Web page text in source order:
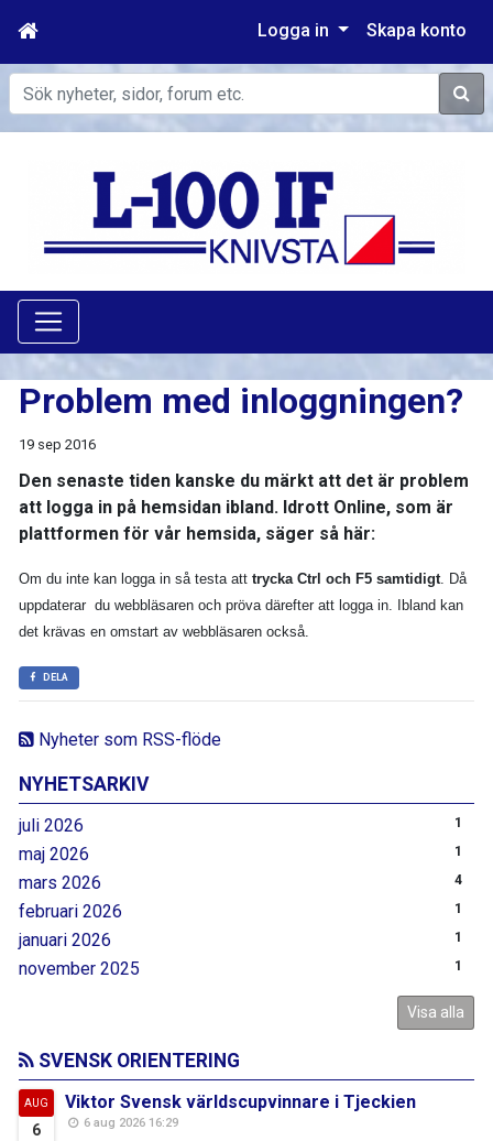
Logga in Skapa konto
Sök
Nyheter som RSS-flöde
NYHETSARKIV
juli 2026 1
maj 2026 1
mars 2026 4
februari 2026 1
januari 2026 1
november 2025 1
Visa alla
Problem med inloggningen?
19 sep 2016
Den senaste tiden kanske du märkt att det är problem
att logga in på hemsidan ibland. Idrott Online, som är
plattformen för vår hemsida, säger så här:
Om du inte kan logga in så testa att trycka Ctrl och F5 samtidigt. Då
uppdaterar du webbläsaren och pröva därefter att logga in. Ibland kan
det krävas en omstart av webbläsaren också.
DELA
SVENSK ORIENTERING
AUG
6
Viktor Svensk världscupvinnare i Tjeckien
6 aug 2026 16:29